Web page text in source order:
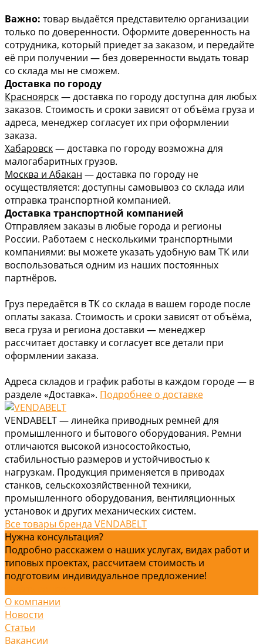
Важно: товар выдаётся представителю организации
только по доверенности. Оформите доверенность на
сотрудника, который приедет за заказом, и передайте
её при получении — без доверенности выдать товар
со склада мы не сможем.
Доставка по городу
Красноярск— доставка по городу доступна для любых
заказов. Стоимость и сроки зависят от объёма груза и
адреса, менеджер согласует их при оформлении
заказа.
Хабаровск— доставка по городу возможна для
малогабаритных грузов.
Москва и Абакан — доставка по городу не
осуществляется: доступны самовывоз со склада или
отправка транспортной компанией.
Доставка транспортной компанией
Отправляем заказы в любые города и регионы
России. Работаем с несколькими транспортными
компаниями: вы можете указать удобную вам ТК или
воспользоваться одним из наших постоянных
партнёров.
Груз передаётся в ТК со склада в вашем городе после
оплаты заказа. Стоимость и сроки зависят от объёма,
веса груза и региона доставки — менеджер
рассчитает доставку и согласует все детали при
оформлении заказа.
Адреса складов и график работы в каждом городе — в
разделе «Доставка». Подробнее о доставке
VENDABELT — линейка приводных ремней для
промышленного и бытового оборудования. Ремни
отличаются высокой износостойкостью,
стабильностью размеров и устойчивостью к
нагрузкам. Продукция применяется в приводах
станков, сельскохозяйственной техники,
промышленного оборудования, вентиляционных
установок и других механических систем.
Все товары бренда VENDABELT
Нужна консультация?
Подробно расскажем о наших услугах, видах работ и
типовых проектах, рассчитаем стоимость и
подготовим индивидуальное предложение!
О компании
Новости
Статьи
Вакансии